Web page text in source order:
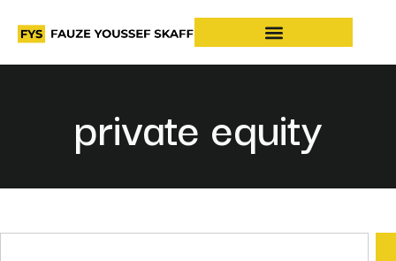
private equity